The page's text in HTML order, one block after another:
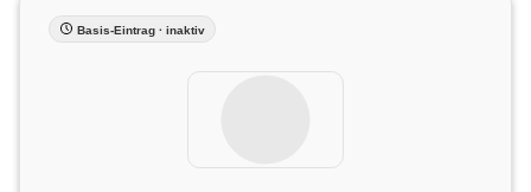
Basis-Eintrag · inaktiv